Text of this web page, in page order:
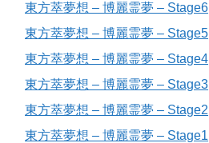
東方萃夢想 – 博麗霊夢 – Stage6
東方萃夢想 – 博麗霊夢 – Stage5
東方萃夢想 – 博麗霊夢 – Stage4
東方萃夢想 – 博麗霊夢 – Stage3
東方萃夢想 – 博麗霊夢 – Stage2
東方萃夢想 – 博麗霊夢 – Stage1